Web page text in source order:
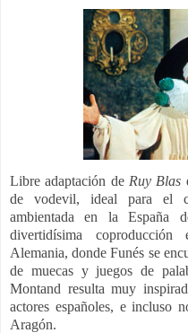
Libre adaptación de Ruy Blas
de vodevil, ideal para el
ambientada en la
divertidísima
Alemania, donde Funés se
de muecas y juegos de
Montand resulta muy
actores españoles, e incluso
Aragón.